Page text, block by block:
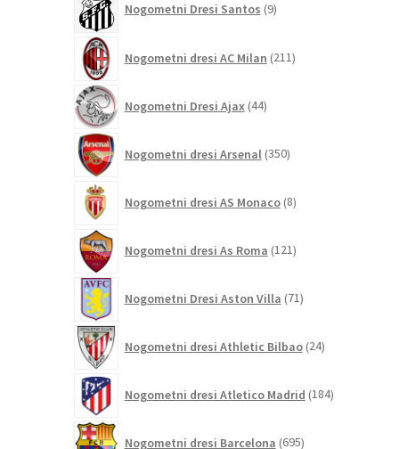
Nogometni Dresi Santos 9izdelkov
Nogometni dresi AC Milan 211izdelkov
Nogometni Dresi Ajax 44izdelkov
Nogometni dresi Arsenal 350izdelkov
Nogometni dresi AS Monaco 8izdelkov
Nogometni dresi As Roma 121izdelkov
Nogometni Dresi Aston Villa 71izdelkov
Nogometni dresi Athletic Bilbao 24izdelkov
Nogometni dresi Atletico Madrid 184izdelkov
Nogometni dresi Barcelona 695